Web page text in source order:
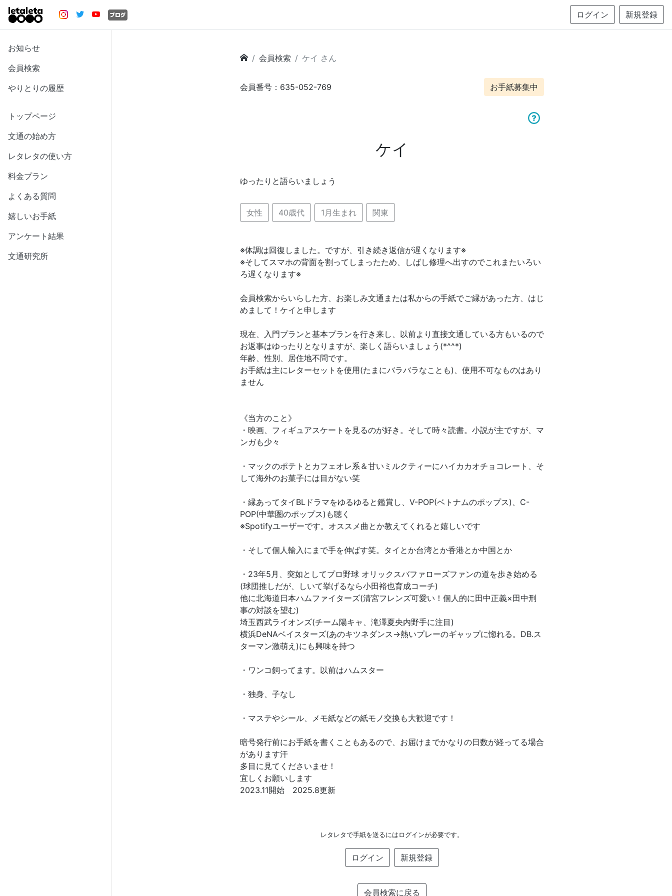
ログイン 新規登録
お知らせ
会員検索
やりとりの履歴
トップページ
文通の始め方
レタレタの使い方
料金プラン
よくある質問
嬉しいお手紙
アンケート結果
文通研究所
会員検索 ケイ さん
会員番号：635-052-769 お手紙募集中
ケイ
ゆったりと語らいましょう
女性 40歳代 1月生まれ 関東
※体調は回復しました。ですが、引き続き返信が遅くなります※
※そしてスマホの背面を割ってしまったため、しばし修理へ出すのでこれまたいろい
ろ遅くなります※
会員検索からいらした方、お楽しみ文通または私からの手紙でご縁があった方、はじ
めまして！ケイと申します
現在、入門プランと基本プランを行き来し、以前より直接文通している方もいるので
お返事はゆったりとなりますが、楽しく語らいましょう(*^^*)
年齢、性別、居住地不問です。
お手紙は主にレターセットを使用(たまにバラバラなことも)、使用不可なものはあり
ません
《当方のこと》
・映画、フィギュアスケートを見るのが好き。そして時々読書。小説が主ですが、マ
ンガも少々
・マックのポテトとカフェオレ系＆甘いミルクティーにハイカカオチョコレート、そ
して海外のお菓子には目がない笑
・縁あってタイBLドラマをゆるゆると鑑賞し、V-POP(ベトナムのポップス)、C-
POP(中華圏のポップス)も聴く
※Spotifyユーザーです。オススメ曲とか教えてくれると嬉しいです
・そして個人輸入にまで手を伸ばす笑。タイとか台湾とか香港とか中国とか
・23年5月、突如としてプロ野球 オリックスバファローズファンの道を歩き始める
(球団推しだが、しいて挙げるなら小田裕也育成コーチ)
他に北海道日本ハムファイターズ(清宮フレンズ可愛い！個人的に田中正義×田中刑
事の対談を望む)
埼玉西武ライオンズ(チーム陽キャ、滝澤夏央内野手に注目)
横浜DeNAベイスターズ(あのキツネダンス→熱いプレーのギャップに惚れる。DB.ス
ターマン激萌え)にも興味を持つ
・ワンコ飼ってます。以前はハムスター
・独身、子なし
・マステやシール、メモ紙などの紙モノ交換も大歓迎です！
暗号発行前にお手紙を書くこともあるので、お届けまでかなりの日数が経ってる場合
があります汗
多目に見てくださいませ！
宜しくお願いします
2023.11開始 2025.8更新
レタレタで手紙を送るにはログインが必要です。
ログイン 新規登録
会員検索に戻る